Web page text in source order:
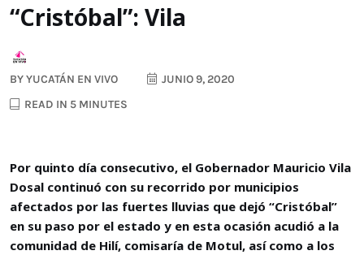
“Cristóbal”: Vila
BYYUCATÁN EN VIVO
JUNIO 9, 2020
READ IN 5 MINUTES
Por quinto día consecutivo, el Gobernador Mauricio Vila
Dosal continuó con su recorrido por municipios
afectados por las fuertes lluvias que dejó “Cristóbal”
en su paso por el estado y en esta ocasión acudió a la
comunidad de Hilí, comisaría de Motul, así como a los